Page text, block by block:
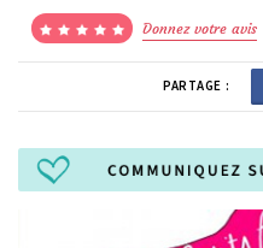
Donnez votre avis
PARTAGE :